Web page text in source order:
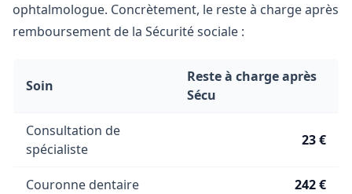
ophtalmologue. Concrètement, le reste à charge après
remboursement de la Sécurité sociale :
Soin
Reste à charge après
Sécu
Consultation de
spécialiste
23 €
Couronne dentaire 242 €